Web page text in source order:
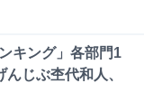
キング」各部門1
じぶ杢代和人、